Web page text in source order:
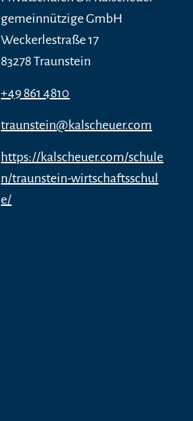
gemeinnützige GmbH
Weckerlestraße 17
83278 Traunstein
+49 861 4810
traunstein@kalscheuer.com
https://kalscheuer.com/schule
n/traunstein-wirtschaftsschul
e/